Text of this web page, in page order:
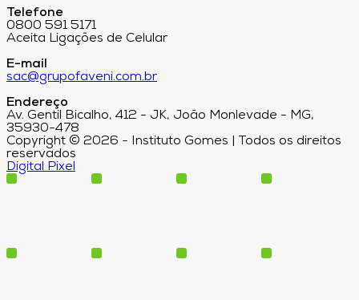
Telefone
0800 591 5171
Aceita Ligações de Celular
E-mail
sac@grupofaveni.com.br
Endereço
Av. Gentil Bicalho, 412 - JK, João Monlevade - MG,
35930-478
Copyright © 2026 - Instituto Gomes | Todos os direitos
reservados
Digital Pixel